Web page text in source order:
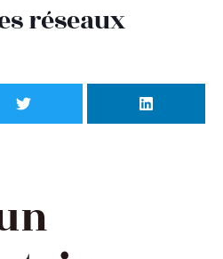
réseaux